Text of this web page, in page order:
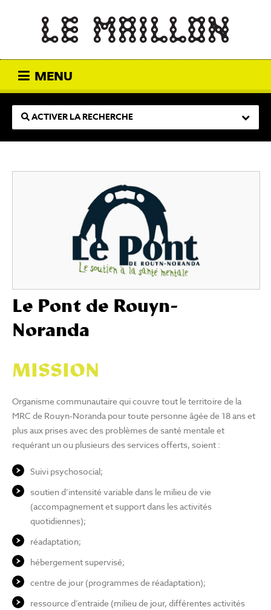
MENU
ACTIVER LA RECHERCHE
Le Pont de Rouyn-
Noranda
MISSION
Organisme communautaire qui couvre tout le territoire de la
MRC de Rouyn-Noranda pour toute personne âgée de 18 ans et
plus aux prises avec des problèmes de santé mentale et
requérant un ou plusieurs des services offerts, soient :
Suivi psychosocial;
soutien d’intensité variable dans le milieu de vie
(accompagnement et support dans les activités
quotidiennes);
réadaptation;
hébergement supervisé;
centre de jour (programmes de réadaptation);
ressource d’entraide (milieu de jour, différentes activités